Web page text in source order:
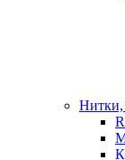
Нитки,